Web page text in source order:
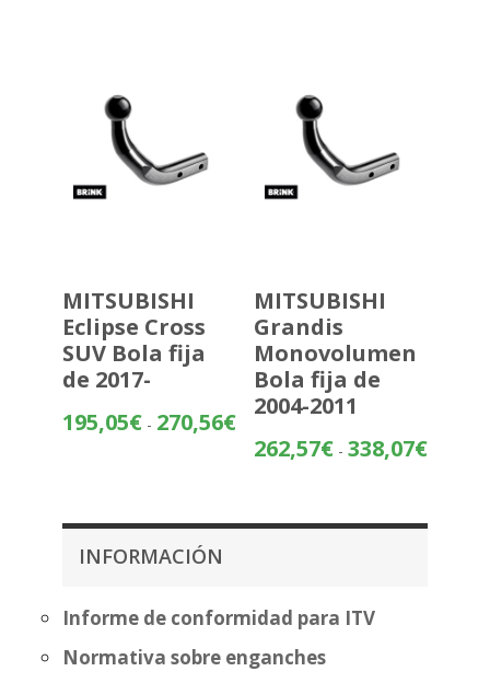
MITSUBISHI
Eclipse Cross
SUV Bola fija
de 2017-
195,05€ - 270,56€Rango
MITSUBISHI
Grandis
Monovolumen
Bola fija de
2004-2011
262,57€ - 338,07€Rango
INFORMACIÓN
Informe de conformidad para ITV
Normativa sobre enganches